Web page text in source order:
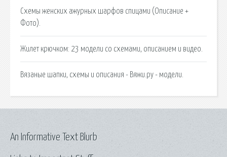
Схемы женских ажурных шарфов спицами (Описание +
Фото).
Жилет крючком: 23 модели со схемами, описанием и видео.
Вязаные шапки, схемы и описания - Вяжи.ру - модели.
An Informative Text Blurb